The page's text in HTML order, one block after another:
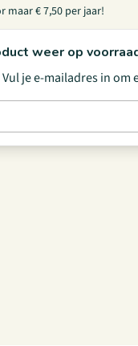
maar € 7,50 per jaar!
weer op
je e-mailadres in